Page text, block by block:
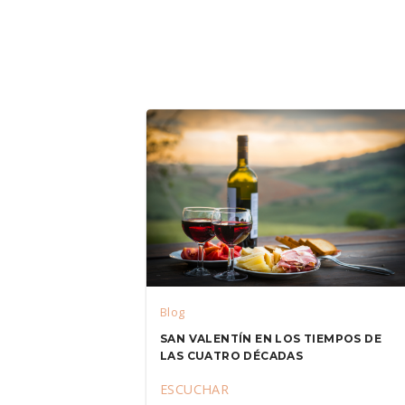
Blog
SAN VALENTÍN EN LOS TIEMPOS DE
LAS CUATRO DÉCADAS
ESCUCHAR